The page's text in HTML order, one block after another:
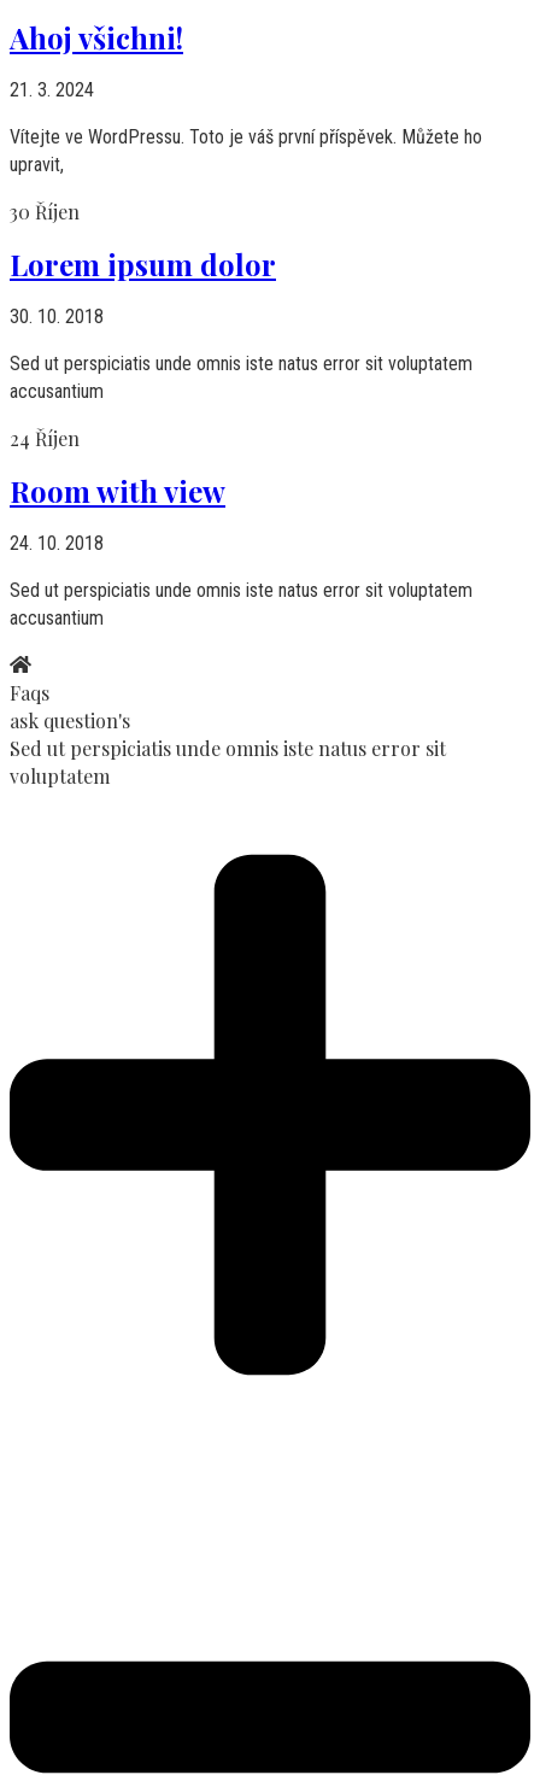
Ahoj všichni!
21. 3. 2024
Vítejte ve WordPressu. Toto je váš první příspěvek. Můžete ho
upravit,
30 Říjen
Lorem ipsum dolor
30. 10. 2018
Sed ut perspiciatis unde omnis iste natus error sit voluptatem
accusantium
24 Říjen
Room with view
24. 10. 2018
Sed ut perspiciatis unde omnis iste natus error sit voluptatem
accusantium
Faqs
ask question's
Sed ut perspiciatis unde omnis iste natus error sit
voluptatem